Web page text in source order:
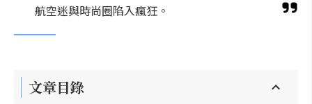
航空迷與時尚圈陷入瘋狂。
文章目錄